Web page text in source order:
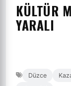
KÜLTÜR
YARALI